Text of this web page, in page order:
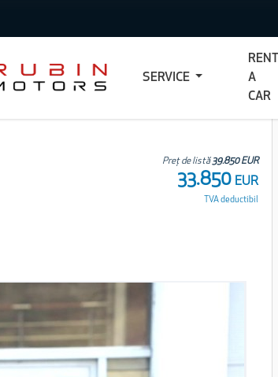
SERVICE
RENT
A
CAR
Preț de listă 39.850 EUR
33.850 EUR
TVA deductibil